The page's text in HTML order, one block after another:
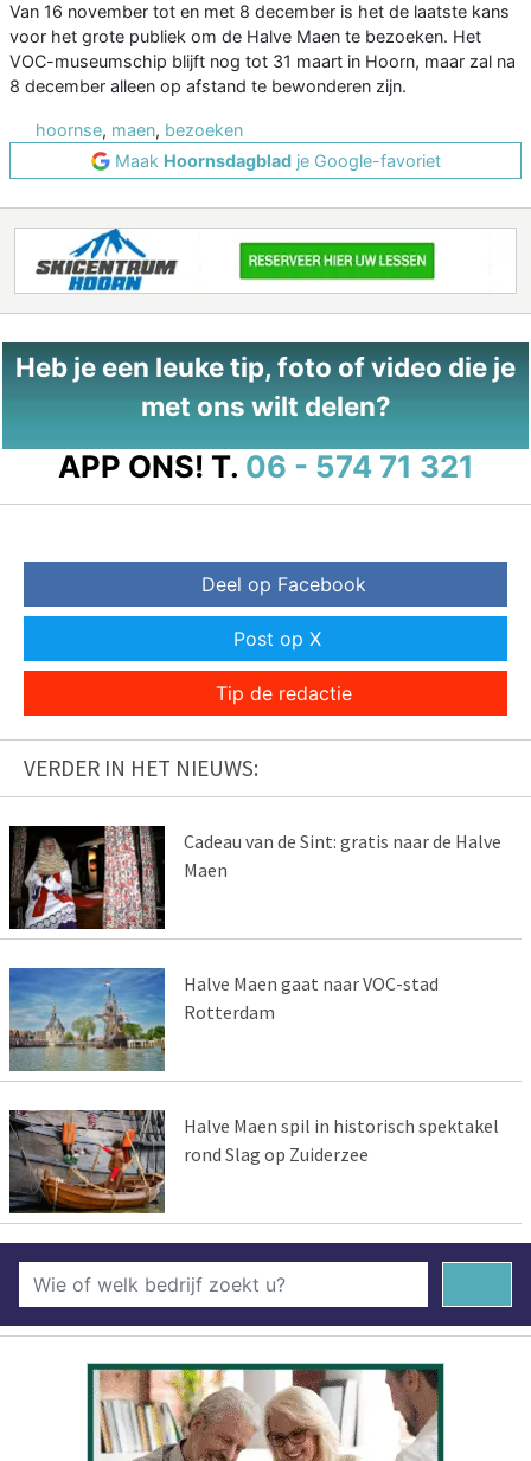
Van 16 november tot en met 8 december is het de laatste kans
voor het grote publiek om de Halve Maen te bezoeken. Het
VOC-museumschip blijft nog tot 31 maart in Hoorn, maar zal na
8 december alleen op afstand te bewonderen zijn.
hoornse, maen, bezoeken
Maak Hoornsdagbladje Google-favoriet
Heb je een leuke tip, foto of video die je
met ons wilt delen?
APP ONS! T. 06 - 574 71 321
Deel op Facebook
Post op X
Tip de redactie
VERDER IN HET NIEUWS:
Cadeau van de Sint: gratis naar de Halve
Maen
Halve Maen gaat naar VOC-stad
Rotterdam
Halve Maen spil in historisch spektakel
rond Slag op Zuiderzee